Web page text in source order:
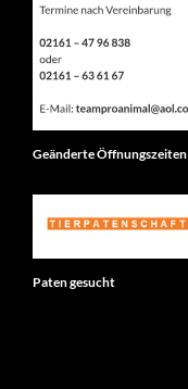
Geänderte Öffnungszeiten
Paten gesucht